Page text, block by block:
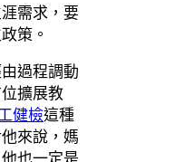
需求，要
策。
過程調動
擴展教
健檢這種
來說，媽